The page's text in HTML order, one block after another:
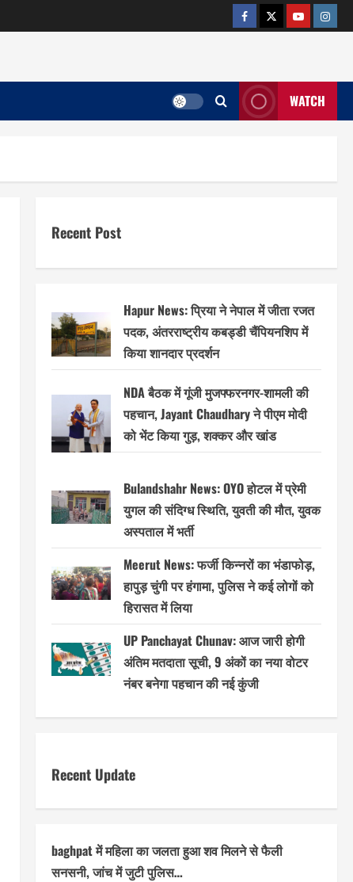
facebooktwitter
WATCH
Recent Post
Hapur News: प्रिया ने नेपाल में जीता रजत
पदक, अंतरराष्ट्रीय कबड्डी चैंपियनशिप में
किया शानदार प्रदर्शन
NDA बैठक में गूंजी मुजफ्फरनगर-शामली की
पहचान, Jayant Chaudhary ने पीएम मोदी
को भेंट किया गुड़, शक्कर और खांड
Bulandshahr News: OYO होटल में प्रेमी
युगल की संदिग्ध स्थिति, युवती की मौत, युवक
अस्पताल में भर्ती
Meerut News: फर्जी किन्नरों का भंडाफोड़,
हापुड़ चुंगी पर हंगामा, पुलिस ने कई लोगों को
हिरासत में लिया
UP Panchayat Chunav: आज जारी होगी
अंतिम मतदाता सूची, 9 अंकों का नया वोटर
नंबर बनेगा पहचान की नई कुंजी
Recent Update
baghpat में महिला का जलता हुआ शव मिलने से फैली
सनसनी, जांच में जुटी पुलिस…